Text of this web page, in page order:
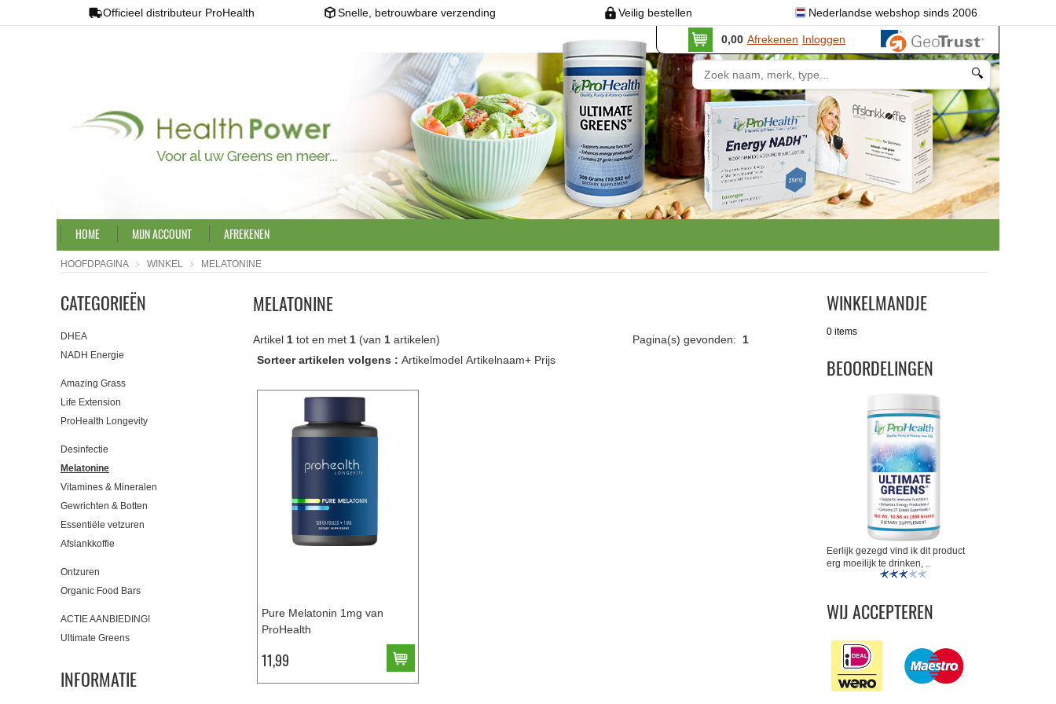
Officieel distributeur ProHealth Snelle, betrouwbare verzending Veilig bestellen Nederlandse webshop sinds 2006
0,00 Afrekenen Inloggen
🔍
HOME MIJN ACCOUNT AFREKENEN
HOOFDPAGINA WINKEL MELATONINE
CATEGORIEËN
DHEA
NADH Energie
Amazing Grass
Life Extension
ProHealth Longevity
Desinfectie
Melatonine
Vitamines & Mineralen
Gewrichten & Botten
Essentiële vetzuren
Afslankkoffie
Ontzuren
Organic Food Bars
ACTIE AANBIEDING!
Ultimate Greens
INFORMATIE
MELATONINE
Pagina(s) gevonden: 1
Artikel 1 tot en met 1 (van 1 artikelen)
Sorteer artikelen volgens : Artikelmodel Artikelnaam+ Prijs
Pure Melatonin 1mg van
ProHealth
11,99
WINKELMANDJE
0 items
BEOORDELINGEN
Eerlijk gezegd vind ik dit product
erg moeilijk te drinken, ..
WIJ ACCEPTEREN